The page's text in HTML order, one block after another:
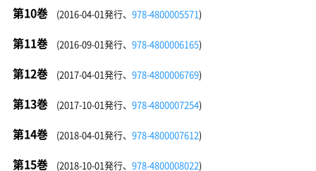
第10巻 (2016-04-01発行、 978-4800005571)
第11巻 (2016-09-01発行、 978-4800006165)
第12巻 (2017-04-01発行、 978-4800006769)
第13巻 (2017-10-01発行、 978-4800007254)
第14巻 (2018-04-01発行、 978-4800007612)
第15巻 (2018-10-01発行、 978-4800008022)